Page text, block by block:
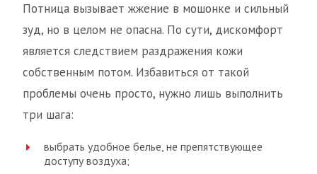
Потница вызывает жжение в мошонке и сильный
зуд, но в целом не опасна. По сути, дискомфорт
является следствием раздражения кожи
собственным потом. Избавиться от такой
проблемы очень просто, нужно лишь выполнить
три шага:
выбрать удобное белье, не препятствующее
доступу воздуха;